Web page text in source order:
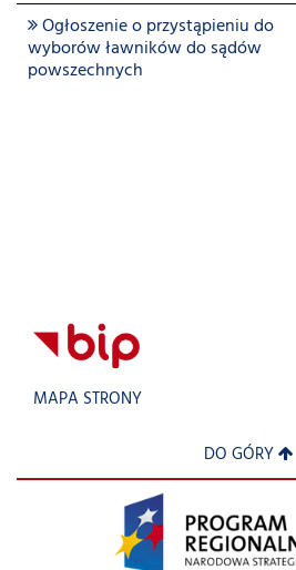
Ogłoszenie o przystąpieniu do
wyborów ławników do sądów
powszechnych
MAPA STRONY
DO GÓRY